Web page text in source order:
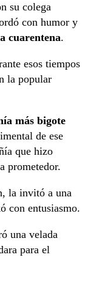
su colega
con humor y
cuarentena.
esos tiempos
la popular
más bigote
de ese
que hizo
prometedor.
la invitó a una
con entusiasmo.
una velada
para el